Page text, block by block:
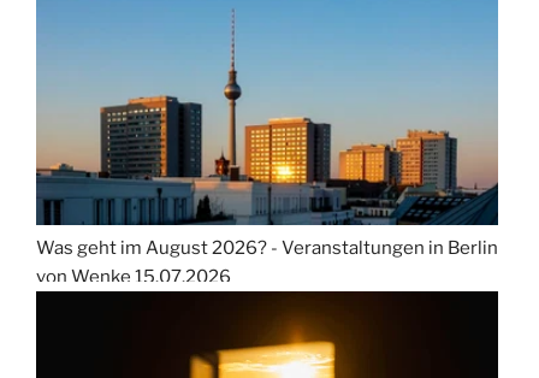
Was geht im August 2026? - Veranstaltungen in Berlin
von Wenke 15.07.2026